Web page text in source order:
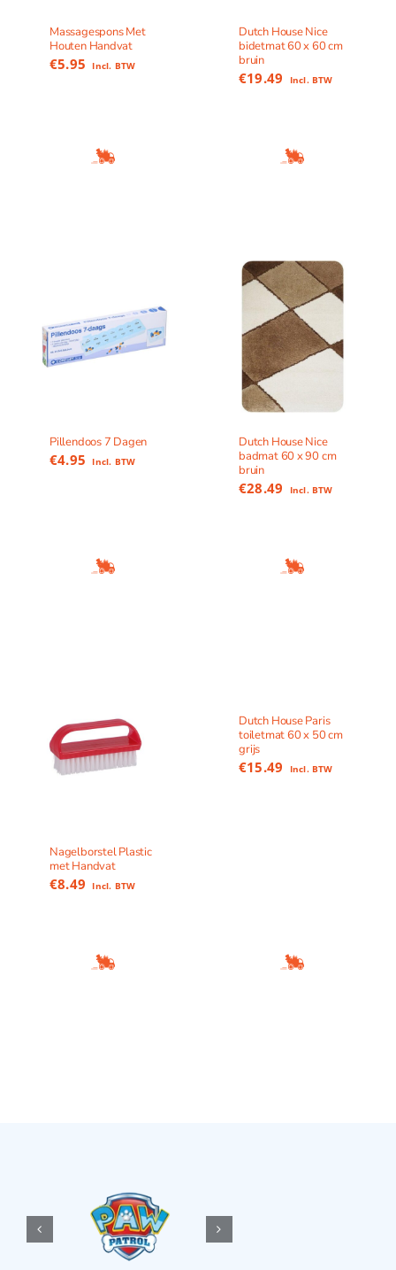
Massagespons Met
Houten Handvat
€5.95 Incl. BTW
Dutch House Nice
bidetmat 60 x 60 cm
bruin
€19.49 Incl. BTW
Pillendoos 7 Dagen
€4.95 Incl. BTW
Dutch House Nice
badmat 60 x 90 cm
bruin
€28.49 Incl. BTW
Nagelborstel Plastic
met Handvat
€8.49 Incl. BTW
Dutch House Paris
toiletmat 60 x 50 cm
grijs
€15.49 Incl. BTW